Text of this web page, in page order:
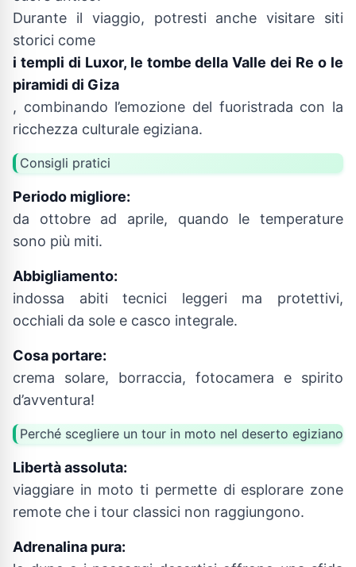
Durante il viaggio, potresti anche visitare siti
storici come
i templi di Luxor, le tombe della Valle dei Re o le
piramidi di Giza
, combinando l’emozione del fuoristrada con la
ricchezza culturale egiziana.
Consigli pratici
Periodo migliore:
da ottobre ad aprile, quando le temperature
sono più miti.
Abbigliamento:
indossa abiti tecnici leggeri ma protettivi,
occhiali da sole e casco integrale.
Cosa portare:
crema solare, borraccia, fotocamera e spirito
d’avventura!
Perché scegliere un tour in moto nel deserto egiziano
Libertà assoluta:
viaggiare in moto ti permette di esplorare zone
remote che i tour classici non raggiungono.
Adrenalina pura: